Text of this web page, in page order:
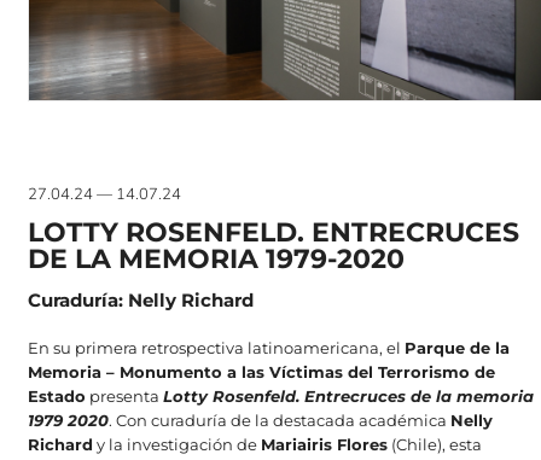
27.04.24 — 14.07.24
LOTTY ROSENFELD. ENTRECRUCES
DE LA MEMORIA 1979-2020
Curaduría: Nelly Richard
En su primera retrospectiva latinoamericana, el Parque de la
Memoria – Monumento a las Víctimas del Terrorismo de
Estado presenta Lotty Rosenfeld. Entrecruces de la memoria
1979 2020. Con curaduría de la destacada académica Nelly
Richard y la investigación de Mariairis Flores (Chile), esta